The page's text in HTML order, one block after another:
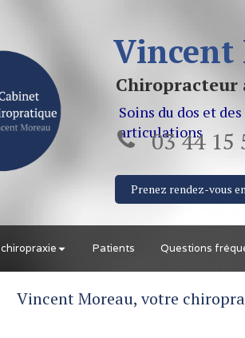
Patients Questions
Vincent
Chiropracteur
Soins du dos et des
articulations
03 44 15
Prenez rendez-vous
Vincent Moreau, votre